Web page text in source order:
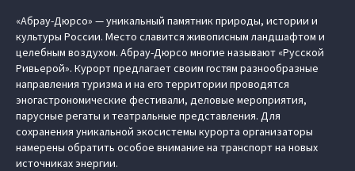
«Абрау-Дюрсо» — уникальный памятник природы, истории и
культуры России. Место славится живописным ландшафтом и
целебным воздухом. Абрау-Дюрсо многие называют «Русской
Ривьерой». Курорт предлагает своим гостям разнообразные
направления туризма и на его территории проводятся
эногастрономические фестивали, деловые мероприятия,
парусные регаты и театральные представления. Для
сохранения уникальной экосистемы курорта организаторы
намерены обратить особое внимание на транспорт на новых
источниках энергии.